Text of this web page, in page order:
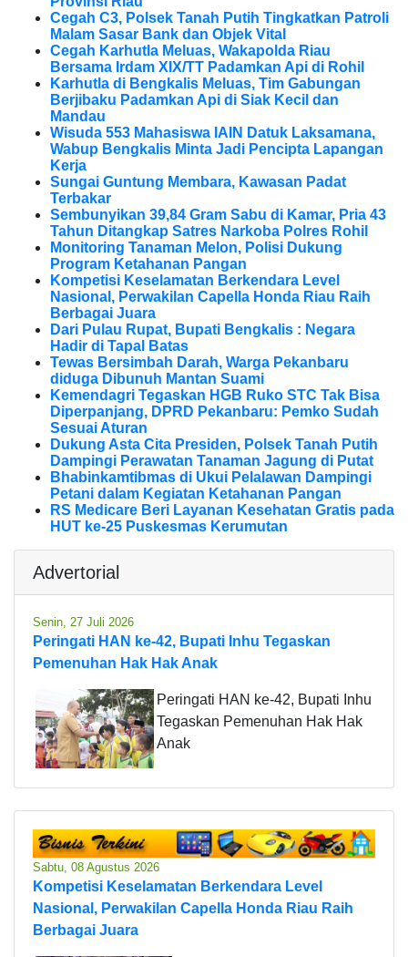
Cegah C3, Polsek Tanah Putih Tingkatkan Patroli
Malam Sasar Bank dan Objek Vital
Cegah Karhutla Meluas, Wakapolda Riau
Bersama Irdam XIX/TT Padamkan Api di Rohil
Karhutla di Bengkalis Meluas, Tim Gabungan
Berjibaku Padamkan Api di Siak Kecil dan
Mandau
Wisuda 553 Mahasiswa IAIN Datuk Laksamana,
Wabup Bengkalis Minta Jadi Pencipta Lapangan
Kerja
Sungai Guntung Membara, Kawasan Padat
Terbakar
Sembunyikan 39,84 Gram Sabu di Kamar, Pria 43
Tahun Ditangkap Satres Narkoba Polres Rohil
Monitoring Tanaman Melon, Polisi Dukung
Program Ketahanan Pangan
Kompetisi Keselamatan Berkendara Level
Nasional, Perwakilan Capella Honda Riau Raih
Berbagai Juara
Dari Pulau Rupat, Bupati Bengkalis : Negara
Hadir di Tapal Batas
Tewas Bersimbah Darah, Warga Pekanbaru
diduga Dibunuh Mantan Suami
Kemendagri Tegaskan HGB Ruko STC Tak Bisa
Diperpanjang, DPRD Pekanbaru: Pemko Sudah
Sesuai Aturan
Dukung Asta Cita Presiden, Polsek Tanah Putih
Dampingi Perawatan Tanaman Jagung di Putat
Bhabinkamtibmas di Ukui Pelalawan Dampingi
Petani dalam Kegiatan Ketahanan Pangan
RS Medicare Beri Layanan Kesehatan Gratis pada
HUT ke-25 Puskesmas Kerumutan
Advertorial
Senin, 27 Juli 2026
Peringati HAN ke-42, Bupati Inhu Tegaskan
Pemenuhan Hak Hak Anak
Peringati HAN ke-42, Bupati Inhu
Tegaskan Pemenuhan Hak Hak
Anak
Sabtu, 08 Agustus 2026
Kompetisi Keselamatan Berkendara Level
Nasional, Perwakilan Capella Honda Riau Raih
Berbagai Juara